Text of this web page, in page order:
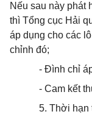
Nếu sau này phát
thì Tổng cục Hải
áp dụng cho các
chỉnh đó;
- Đình chỉ
- Cam kết
5. Thời hạn